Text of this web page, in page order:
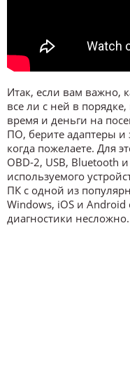
Итак, если вам важно,
все ли с ней в
время и деньги на
ПО, берите адаптеры и
когда пожелаете. Для
OBD-2, USB, Bluetooth
используемого
ПК с одной из
Windows, iOS и
диагностики несложно.